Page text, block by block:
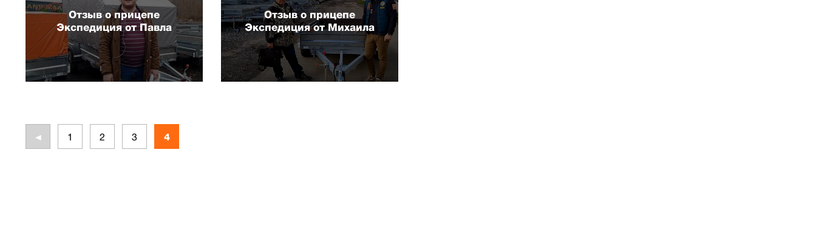
Отзыв о прицепе
Экспедиция от Павла
Отзыв о прицепе
Экспедиция от Михаила
◄ 1 2 3 4